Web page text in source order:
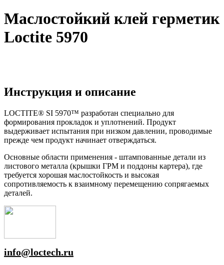
Маслостойкий клей герметик
Loctite 5970
Инструкция и описание
LOCTITE® SI 5970™ разработан специально для
формирования прокладок и уплотнений. Продукт
выдерживает испытания при низком давлении, проводимые
прежде чем продукт начинает отверждаться.
Основные области применения - штампованные детали из
листового металла (крышки ГРМ и поддоны картера), где
требуется хорошая маслостойкость и высокая
сопротивляемость к взаимному перемещению сопрягаемых
деталей.
info@loctech.ru